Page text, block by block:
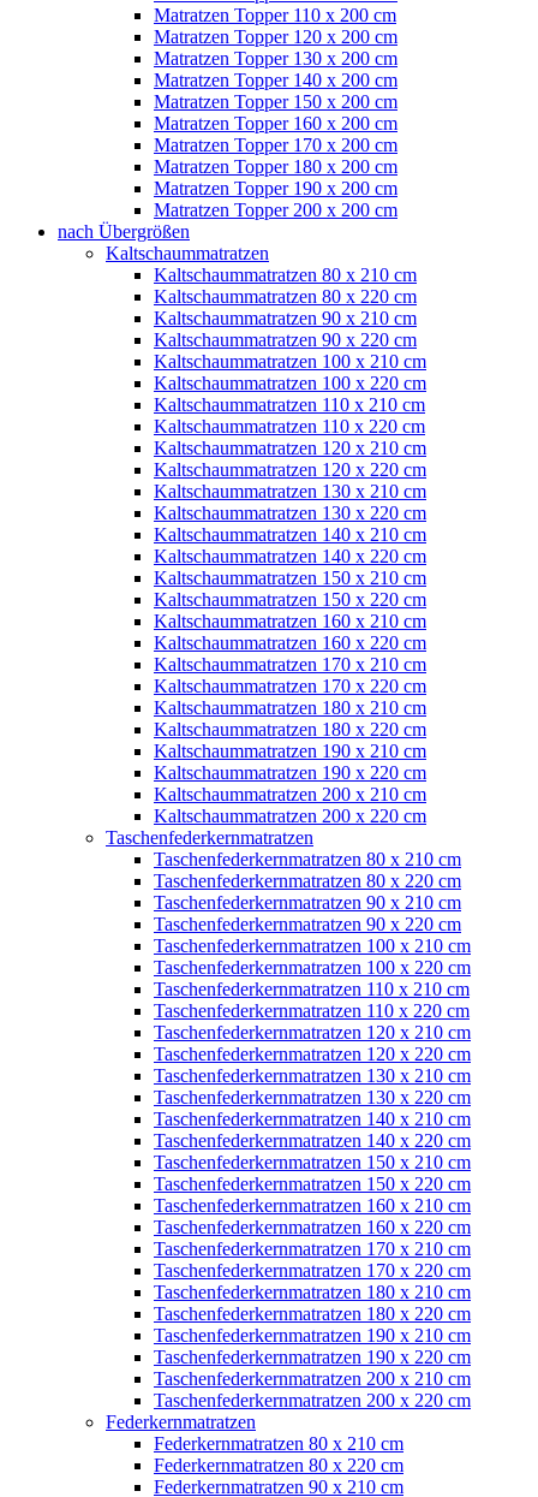
Matratzen Topper 110 x 200 cm
Matratzen Topper 120 x 200 cm
Matratzen Topper 130 x 200 cm
Matratzen Topper 140 x 200 cm
Matratzen Topper 150 x 200 cm
Matratzen Topper 160 x 200 cm
Matratzen Topper 170 x 200 cm
Matratzen Topper 180 x 200 cm
Matratzen Topper 190 x 200 cm
Matratzen Topper 200 x 200 cm
nach Übergrößen
Kaltschaummatratzen
Kaltschaummatratzen 80 x 210 cm
Kaltschaummatratzen 80 x 220 cm
Kaltschaummatratzen 90 x 210 cm
Kaltschaummatratzen 90 x 220 cm
Kaltschaummatratzen 100 x 210 cm
Kaltschaummatratzen 100 x 220 cm
Kaltschaummatratzen 110 x 210 cm
Kaltschaummatratzen 110 x 220 cm
Kaltschaummatratzen 120 x 210 cm
Kaltschaummatratzen 120 x 220 cm
Kaltschaummatratzen 130 x 210 cm
Kaltschaummatratzen 130 x 220 cm
Kaltschaummatratzen 140 x 210 cm
Kaltschaummatratzen 140 x 220 cm
Kaltschaummatratzen 150 x 210 cm
Kaltschaummatratzen 150 x 220 cm
Kaltschaummatratzen 160 x 210 cm
Kaltschaummatratzen 160 x 220 cm
Kaltschaummatratzen 170 x 210 cm
Kaltschaummatratzen 170 x 220 cm
Kaltschaummatratzen 180 x 210 cm
Kaltschaummatratzen 180 x 220 cm
Kaltschaummatratzen 190 x 210 cm
Kaltschaummatratzen 190 x 220 cm
Kaltschaummatratzen 200 x 210 cm
Kaltschaummatratzen 200 x 220 cm
Taschenfederkernmatratzen
Taschenfederkernmatratzen 80 x 210 cm
Taschenfederkernmatratzen 80 x 220 cm
Taschenfederkernmatratzen 90 x 210 cm
Taschenfederkernmatratzen 90 x 220 cm
Taschenfederkernmatratzen 100 x 210 cm
Taschenfederkernmatratzen 100 x 220 cm
Taschenfederkernmatratzen 110 x 210 cm
Taschenfederkernmatratzen 110 x 220 cm
Taschenfederkernmatratzen 120 x 210 cm
Taschenfederkernmatratzen 120 x 220 cm
Taschenfederkernmatratzen 130 x 210 cm
Taschenfederkernmatratzen 130 x 220 cm
Taschenfederkernmatratzen 140 x 210 cm
Taschenfederkernmatratzen 140 x 220 cm
Taschenfederkernmatratzen 150 x 210 cm
Taschenfederkernmatratzen 150 x 220 cm
Taschenfederkernmatratzen 160 x 210 cm
Taschenfederkernmatratzen 160 x 220 cm
Taschenfederkernmatratzen 170 x 210 cm
Taschenfederkernmatratzen 170 x 220 cm
Taschenfederkernmatratzen 180 x 210 cm
Taschenfederkernmatratzen 180 x 220 cm
Taschenfederkernmatratzen 190 x 210 cm
Taschenfederkernmatratzen 190 x 220 cm
Taschenfederkernmatratzen 200 x 210 cm
Taschenfederkernmatratzen 200 x 220 cm
Federkernmatratzen
Federkernmatratzen 80 x 210 cm
Federkernmatratzen 80 x 220 cm
Federkernmatratzen 90 x 210 cm